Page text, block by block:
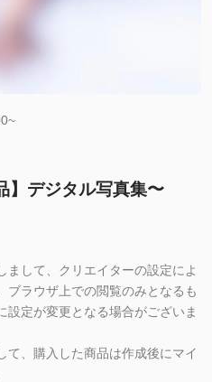
】デジタル写真集〜
まして、クリエイターの設定によ
ブラウザ上での閲覧のみとなるも
設定が変更となる場合がございま
て、購入した商品は作成後にマイ